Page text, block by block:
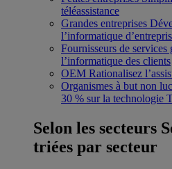
téléassistance
Grandes entreprises
l’informatique
Fournisseurs de services
l’informatique des clients
OEM Rationalisez
Organismes à but non
30 % sur la technologie
Selon les secteurs
triées par secteur